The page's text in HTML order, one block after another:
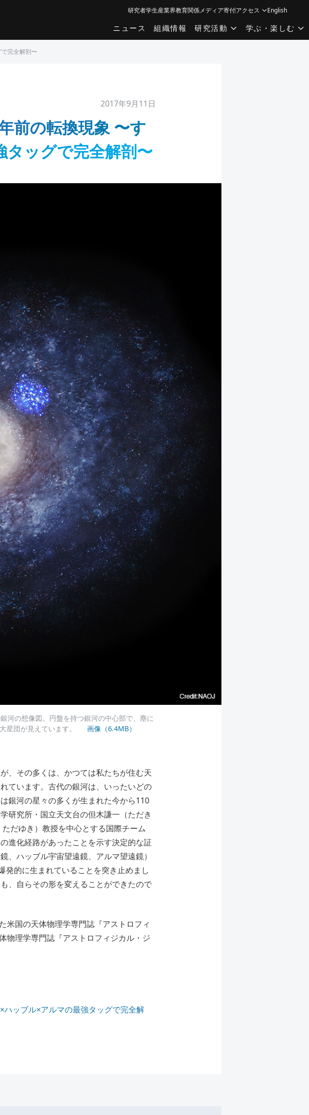
ニュース 組織情報 研究活動 学ぶ・楽しむ
研究者学生産業界教育関係メディア寄付アクセス English
完全解剖〜
2017年9月11日
前の転換現象 〜す
ッグで完全解剖〜
河の想像図。円盤を持つ銀河の中心部で、塵に
星団が見えています。
画像（6.4MB）
、その多くは、かつては私たちが住む天
ています。古代の銀河は、いったいどの
銀河の星々の多くが生まれた今から110
研究所・国立天文台の但木謙一（ただき
だゆき）教授を中心とする国際チーム
進化経路があったことを示す決定的な証
、ハッブル宇宙望遠鏡、アルマ望遠鏡）
発的に生まれていることを突き止めまし
、自らその形を変えることができたので
米国の天体物理学専門誌『アストロフィ
物理学専門誌『アストロフィジカル・ジ
ッブル×アルマの最強タッグで完全解